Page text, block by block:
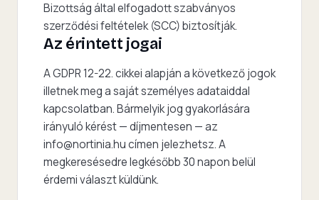
Bizottság által elfogadott szabványos
szerződési feltételek (SCC) biztosítják.
Az érintett jogai
A GDPR 12-22. cikkei alapján a következő jogok
illetnek meg a saját személyes adataiddal
kapcsolatban. Bármelyik jog gyakorlására
irányuló kérést — díjmentesen — az
info@nortinia.hucímen jelezhetsz. A
megkeresésedre legkésőbb 30 napon belül
érdemi választ küldünk.